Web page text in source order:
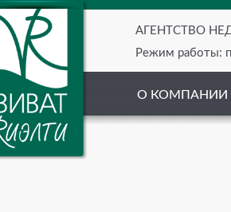
АГЕНТСТВО
Режим работы:
О КОМПАНИИ